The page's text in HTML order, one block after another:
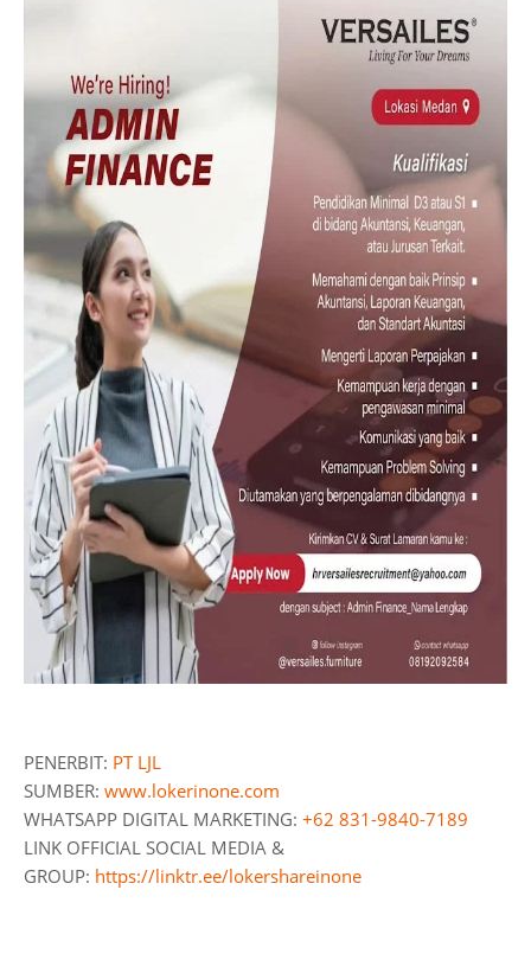
PENERBIT: PT LJL
SUMBER: www.lokerinone.com
WHATSAPP DIGITAL MARKETING: +62 831-9840-7189
LINK OFFICIAL SOCIAL MEDIA &
GROUP: https://linktr.ee/lokershareinone